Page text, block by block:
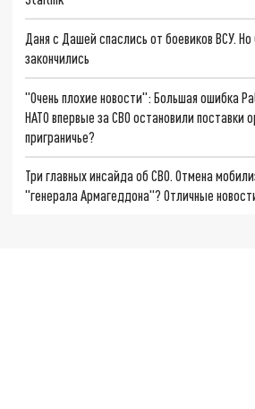
Даня с Дашей спаслись от боевиков ВСУ.
закончились
"Очень плохие новости": Большая ошибка
НАТО впервые за СВО остановили поставки
приграничье?
Три главных инсайда об СВО. Отмена
"генерала Армагеддона"? Отличные